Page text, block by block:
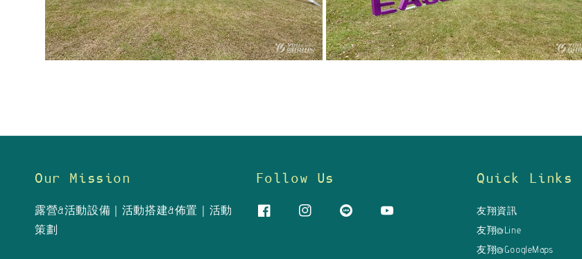
Our Mission
露營&活動設備｜活動搭建&佈置｜活動
策劃
Follow Us Quick Links
友翔資訊
友翔@Line
友翔@GoogleMaps